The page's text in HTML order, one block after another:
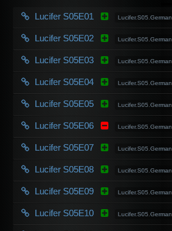
Lucifer S05E01
Lucifer S05E02
Lucifer S05E03
Lucifer S05E04
Lucifer S05E05
Lucifer S05E06
Lucifer S05E07
Lucifer S05E08
Lucifer S05E09
Lucifer S05E10